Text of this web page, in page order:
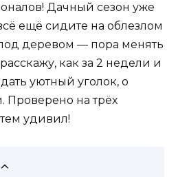
Дачный сезон уже
ещё сидите на облезлом
деревом — пора менять
как за 2 недели и
уютный уголок, о
Проверено на трёх
удивил!